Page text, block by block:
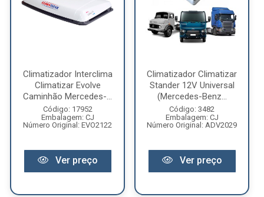
Climatizador Interclima
Climatizar Evolve
Caminhão Mercedes-...
Código: 17952
Embalagem: CJ
Número Original: EVO2122
Ver preço
Climatizador Climatizar
Stander 12V Universal
(Mercedes-Benz...
Código: 3482
Embalagem: CJ
Número Original: ADV2029
Ver preço